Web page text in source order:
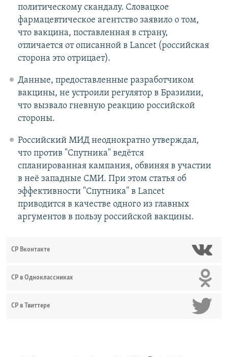
политическому скандалу. Словацкое
фармацевтическое агентство заявило о том,
что вакцина, поставленная в страну,
отличается от описанной в Lancet (российская
сторона это отрицает).
Данные, предоставленные разработчиком
вакцины, не устроили регулятор в Бразилии,
что вызвало гневную реакцию российской
стороны.
Российский МИД неоднократно утверждал,
что против "Спутника" ведётся
спланированная кампания, обвиняя в участии
в неё западные СМИ. При этом статья об
эффективности "Спутника" в Lancet
приводится в качестве одного из главных
аргументов в пользу российской вакцины.
СР Вконтакте
СР в Одноклассниках
СР в Твиттере